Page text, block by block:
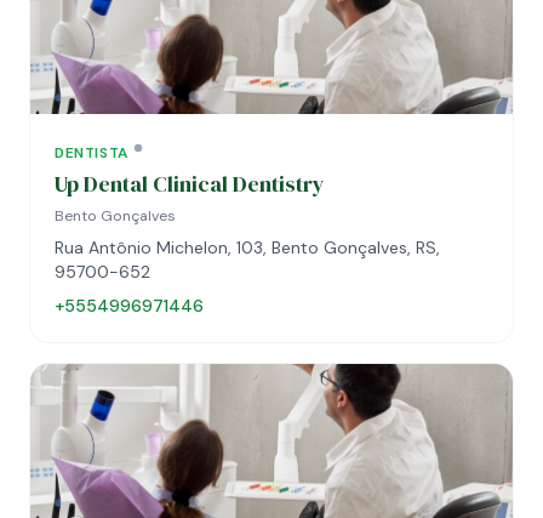
DENTISTA
Up Dental Clinical Dentistry
Bento Gonçalves
Rua Antônio Michelon, 103, Bento Gonçalves, RS,
95700-652
+5554996971446